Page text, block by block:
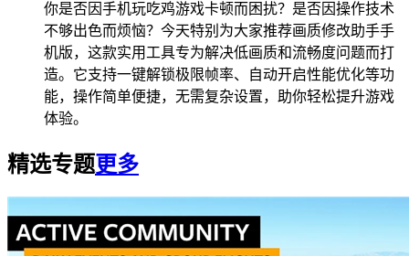
你是否因手机玩吃鸡游戏卡顿而困扰？是否因操作技术
不够出色而烦恼？今天特别为大家推荐画质修改助手手
机版，这款实用工具专为解决低画质和流畅度问题而打
造。它支持一键解锁极限帧率、自动开启性能优化等功
能，操作简单便捷，无需复杂设置，助你轻松提升游戏
体验。
精选专题更多